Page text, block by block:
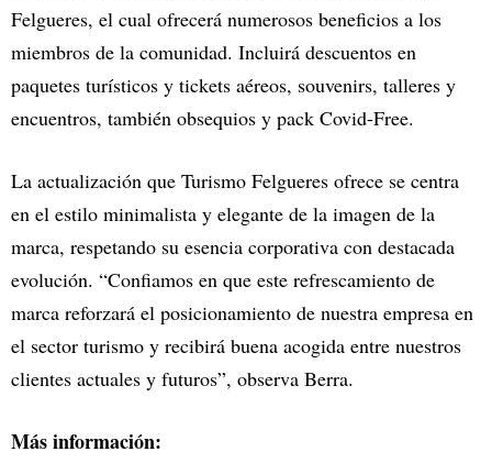
Felgueres, el cual ofrecerá numerosos beneficios a los
miembros de la comunidad. Incluirá descuentos en
paquetes turísticos y tickets aéreos, souvenirs, talleres y
encuentros, también obsequios y pack Covid-Free.
La actualización que Turismo Felgueres ofrece se centra
en el estilo minimalista y elegante de la imagen de la
marca, respetando su esencia corporativa con destacada
evolución. “Confiamos en que este refrescamiento de
marca reforzará el posicionamiento de nuestra empresa en
el sector turismo y recibirá buena acogida entre nuestros
clientes actuales y futuros”, observa Berra.
Más información: